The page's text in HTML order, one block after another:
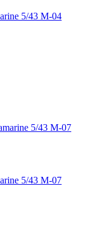
5/43 M-04
5/43 M-07